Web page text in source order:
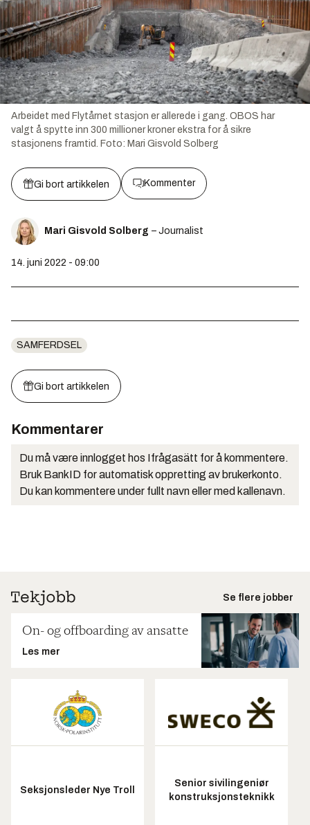
Arbeidet med Flytårnet stasjon er allerede i gang. OBOS har
valgt å spytte inn 300 millioner kroner ekstra for å sikre
stasjonens framtid.
Foto: Mari Gisvold Solberg
Gi bort artikkelen Kommenter
Mari Gisvold Solberg – Journalist
14. juni 2022 - 09:00
SAMFERDSEL
Gi bort artikkelen
Kommentarer
Du må være innlogget hos Ifrågasätt for å kommentere.
Bruk BankID for automatisk oppretting av brukerkonto.
Du kan kommentere under fullt navn eller med kallenavn.
Se flere jobber
On- og offboarding av ansatte
Les mer
Seksjonsleder Nye Troll
Senior sivilingeniør
konstruksjonsteknikk